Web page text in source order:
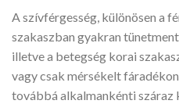
A szívférgesség, különösen a
szakaszban gyakran
illetve a betegség korai
vagy csak mérsékelt
továbbá alkalmankénti száraz